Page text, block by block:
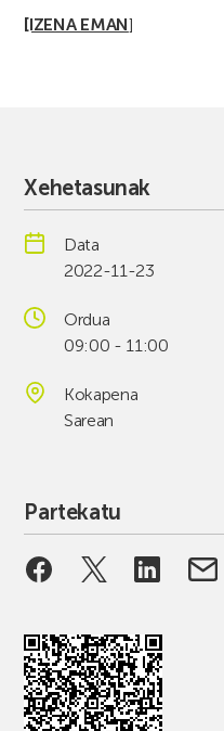
[IZENA EMAN]
Xehetasunak
Data
2022-11-23
Ordua
09:00 - 11:00
Kokapena
Sarean
Partekatu